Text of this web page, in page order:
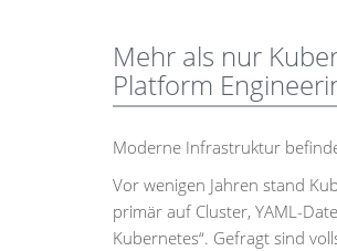
Mehr als nur
Platform
Moderne Infrastruktur
Vor wenigen Jahren stand
primär auf Cluster, YAML-
Kubernetes“. Gefragt sind